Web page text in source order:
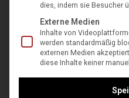
AL-KO Motorsense BC 330 L
€179,90 inkl. MwSt
dies, indem sie Besucher
Externe Medien
Inhalte von
werden standardmäßig
externen Medien
diese Inhalte keiner